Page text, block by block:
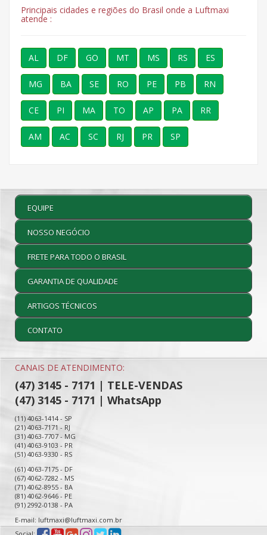
Principais cidades e regiões do Brasil onde a Luftmaxi
atende :
AL DF GO MT MS RS ES
MG BA SE RO PE PB RN
CE PI MA TO AP PA RR
AM AC SC RJ PR SP
EQUIPE
NOSSO NEGÓCIO
FRETE PARA TODO O BRASIL
GARANTIA DE QUALIDADE
ARTIGOS TÉCNICOS
CONTATO
CANAIS DE ATENDIMENTO:
(47) 3145 - 7171 | TELE-VENDAS
(47) 3145 - 7171 | WhatsApp
(11) 4063-1414 - SP
(21) 4063-7171 - RJ
(31) 4063-7707 - MG
(41) 4063-9103 - PR
(51) 4063-9330 - RS
(61) 4063-7175 - DF
(67) 4062-7282 - MS
(71) 4062-8955 - BA
(81) 4062-9646 - PE
(91) 2992-0138 - PA
E-mail: luftmaxi@luftmaxi.com.br